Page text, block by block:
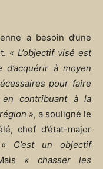
a besoin d’une
« L’objectif visé est
d’acquérir à moyen
pour faire
contribuant à la
», a souligné le
chef d’état-major
« C’est un objectif
« chasser les